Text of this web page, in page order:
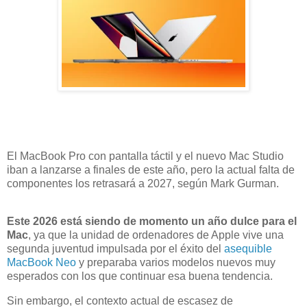
El MacBook Pro con pantalla táctil y el nuevo Mac Studio
iban a lanzarse a finales de este año, pero la actual falta de
componentes los retrasará a 2027, según Mark Gurman.
Este 2026 está siendo de momento un año dulce para el
Mac, ya que la unidad de ordenadores de Apple vive una
segunda juventud impulsada por el éxito del asequible
MacBook Neo y preparaba varios modelos nuevos muy
esperados con los que continuar esa buena tendencia.
Sin embargo, el contexto actual de escasez de